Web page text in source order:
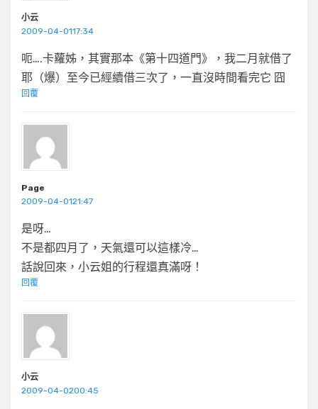
小云
2009-04-0117:34
呃….卡蘿姊，其實那本《第十四道門》，我二月就借了
耶（爆）至今已經續借三次了，一直沒時間看完它 囧
回覆
Page
2009-04-0121:47
是呀…
不是都四月了，天氣還可以這樣冷…
話說回來，小云姐的行程還真滿呀！
回覆
小云
2009-04-0200:45